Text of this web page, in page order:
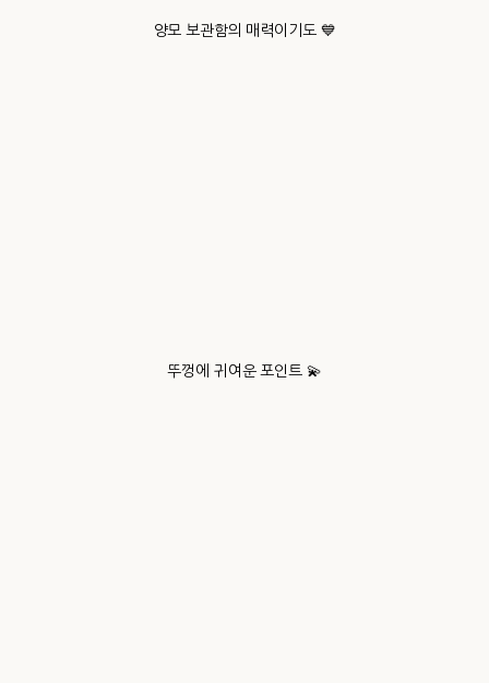
양모 보관함의 매력이기도 💙
뚜껑에 귀여운 포인트 💫